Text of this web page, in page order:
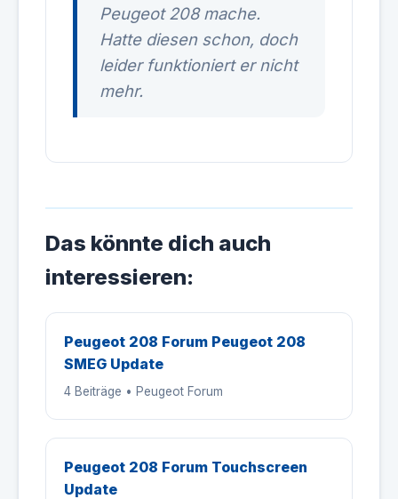
Peugeot 208 mache.
Hatte diesen schon, doch
leider funktioniert er nicht
mehr.
Das könnte dich auch
interessieren:
Peugeot 208 Forum Peugeot 208
SMEG Update
4 Beiträge • Peugeot Forum
Peugeot 208 Forum Touchscreen
Update